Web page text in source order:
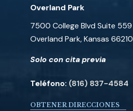
Overland Park
7500 College Blvd Suite 559
Overland Park, Kansas 66210
Solo con cita previa
Teléfono: (816) 837-4584
OBTENER DIRECCIONES